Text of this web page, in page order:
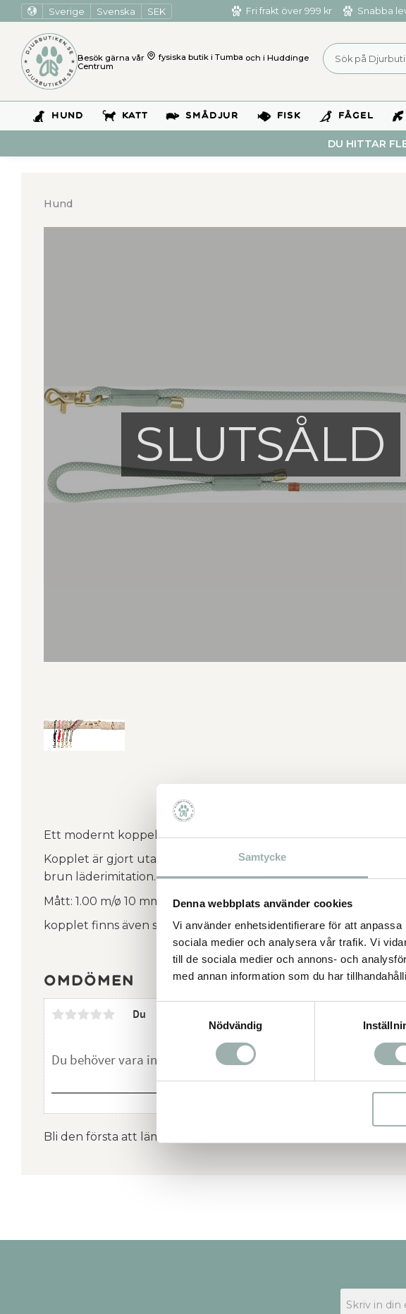
Samtycke
Denna webbplats använder cookies
Vi använder enhetsidentifierare för att
sociala medier och analysera vår trafik. Vi
till de sociala medier och annons- och
med annan information som du har
Nödvändig
Sverige Svenska SEK Fri frakt över 999 kr Snabba
Besök gärna vår fysiska butik i Tumba och i Huddinge
Centrum
HUND KATT SMÅDJUR FISK FÅGEL
DU HITTAR
Hund
SLUTSÅLD
Ett modernt koppel som passar perfekt inför våren och
Kopplet är gjort utav ett rundvävt matt rep. Guldig hake med
brun läderimitation.
Mått: 1.00 m/ø 10 mm.
kopplet finns även som ett multikoppel.
Omdömen
Du
Bli den första att lämna ett omdöme.